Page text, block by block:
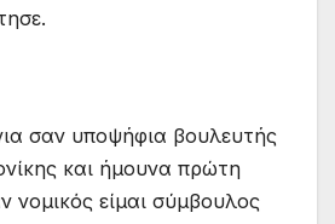
σαν υποψήφια βουλευτής
και ήμουνα πρώτη
νομικός είμαι σύμβουλος